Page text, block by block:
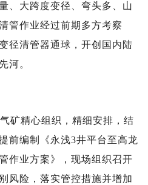
、大跨度变径、弯头多、山
管作业经过前期多方考察
径清管器通球，开创国内陆
河。
矿精心组织，精细安排，结
前编制《永浅3井平台至高龙
作业方案》，现场组织召开
风险，落实管控措施并增加